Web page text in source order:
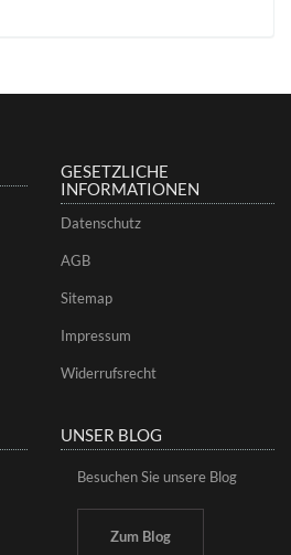
GESETZLICHE
INFORMATIONEN
Datenschutz
AGB
Sitemap
Impressum
Widerrufsrecht
UNSER BLOG
Besuchen Sie unsere Blog
Zum Blog